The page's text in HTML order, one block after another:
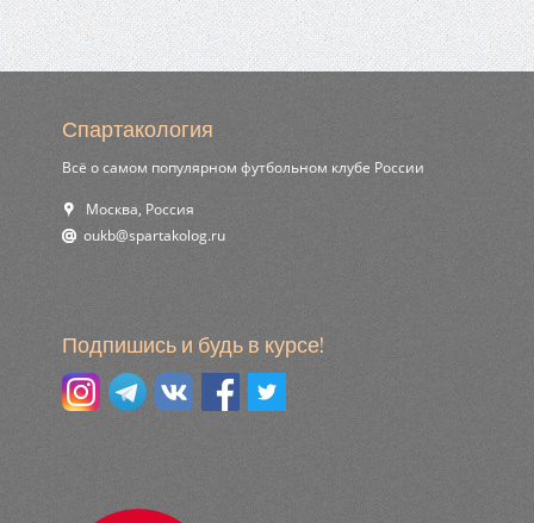
Спартакология
Всё о самом популярном футбольном клубе России
Москва, Россия
ur.golokatraps@bkuo
Подпишись и будь в курсе!